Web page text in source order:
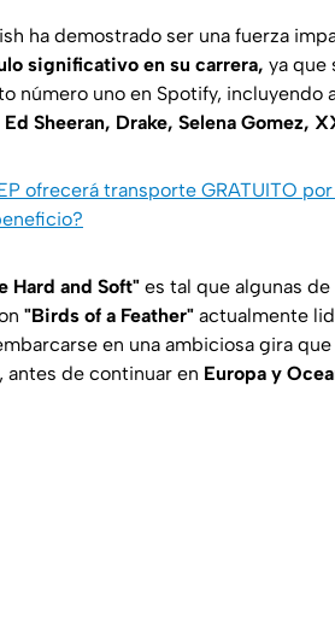
ha demostrado ser una fuerza
significativo en su carrera, ya que
número uno en Spotify, incluyendo
Sheeran, Drake, Selena Gomez,
ofrecerá transporte GRATUITO
Hard and Soft" es tal que algunas
"Birds of a Feather" actualmente
en una ambiciosa gira
de continuar en Europa y